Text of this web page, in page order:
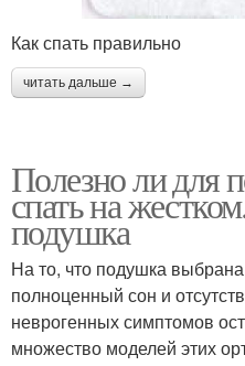
Как спать правильно
читать дальше →
Полезно ли для
спать на
подушка
На то, что подушка
полноценный сон и
неврогенных симптомов
множество моделей этих